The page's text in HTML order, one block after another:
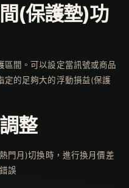
(保護墊)功
區間。可以設定當訊號或商品
定的足夠大的浮動損益(保護
整
門月)切換時，進行換月價差
誤